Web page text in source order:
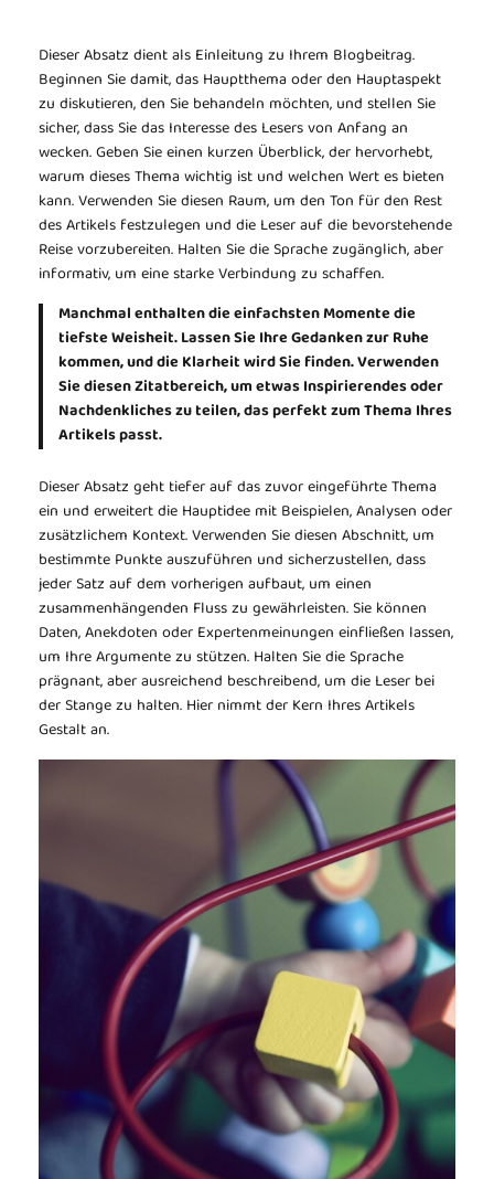
Dieser Absatz dient als Einleitung zu Ihrem Blogbeitrag.
Beginnen Sie damit, das Hauptthema oder den Hauptaspekt
zu diskutieren, den Sie behandeln möchten, und stellen Sie
sicher, dass Sie das Interesse des Lesers von Anfang an
wecken. Geben Sie einen kurzen Überblick, der hervorhebt,
warum dieses Thema wichtig ist und welchen Wert es bieten
kann. Verwenden Sie diesen Raum, um den Ton für den Rest
des Artikels festzulegen und die Leser auf die bevorstehende
Reise vorzubereiten. Halten Sie die Sprache zugänglich, aber
informativ, um eine starke Verbindung zu schaffen.
Manchmal enthalten die einfachsten Momente die
tiefste Weisheit. Lassen Sie Ihre Gedanken zur Ruhe
kommen, und die Klarheit wird Sie finden. Verwenden
Sie diesen Zitatbereich, um etwas Inspirierendes oder
Nachdenkliches zu teilen, das perfekt zum Thema Ihres
Artikels passt.
Dieser Absatz geht tiefer auf das zuvor eingeführte Thema
ein und erweitert die Hauptidee mit Beispielen, Analysen oder
zusätzlichem Kontext. Verwenden Sie diesen Abschnitt, um
bestimmte Punkte auszuführen und sicherzustellen, dass
jeder Satz auf dem vorherigen aufbaut, um einen
zusammenhängenden Fluss zu gewährleisten. Sie können
Daten, Anekdoten oder Expertenmeinungen einfließen lassen,
um Ihre Argumente zu stützen. Halten Sie die Sprache
prägnant, aber ausreichend beschreibend, um die Leser bei
der Stange zu halten. Hier nimmt der Kern Ihres Artikels
Gestalt an.